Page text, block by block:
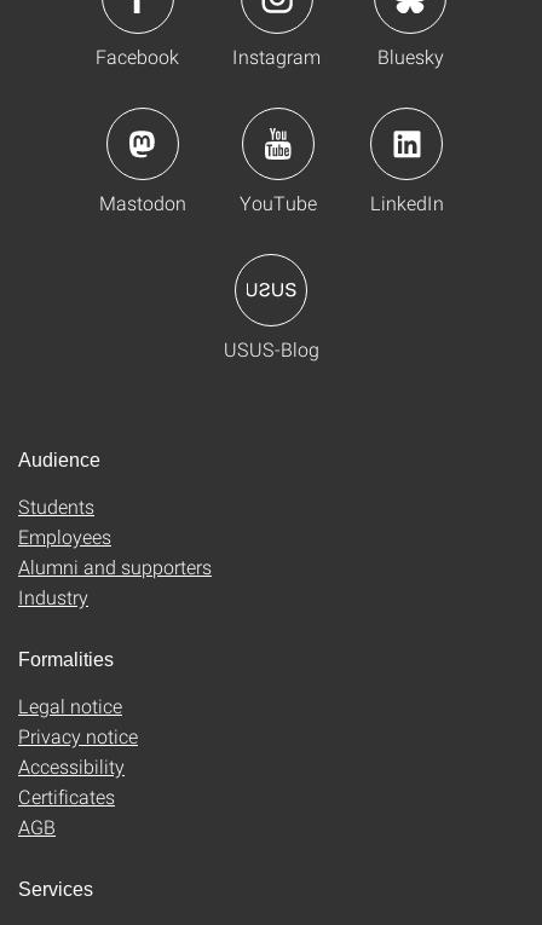
Facebook Instagram Bluesky
Mastodon YouTube LinkedIn
USUS-Blog
Audience
Students
Employees
Alumni and supporters
Industry
Formalities
Legal notice
Privacy notice
Accessibility
Certificates
AGB
Services